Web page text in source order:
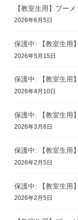
【教室生用】ブー
2026年6月5日
保護中: 【教室生用
2026年5月15日
保護中: 【教室生用
2026年4月10日
保護中: 【教室生用
2026年3月6日
保護中: 【教室生用
2026年2月5日
保護中: 【教室生用
2026年2月5日